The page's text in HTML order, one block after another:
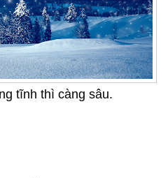
tĩnh thì càng sâu.